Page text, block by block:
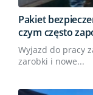
Pakiet
czym często
Wyjazd do pracy
zarobki i nowe...